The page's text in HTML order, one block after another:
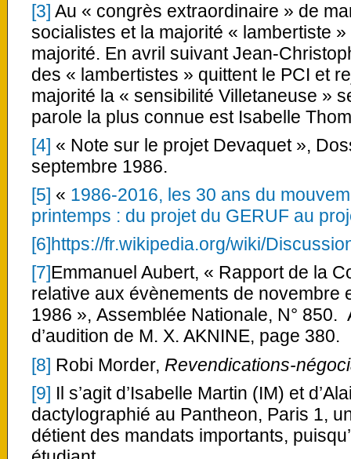
[3] Au « congrès extraordinaire » de
socialistes et la majorité « lambertiste
majorité. En avril suivant Jean-
des « lambertistes » quittent le PCI et
majorité la « sensibilité Villetaneuse »
parole la plus connue est Isabelle
[4] « Note sur le projet Devaquet »,
septembre 1986.
[5] « 1986-2016, les 30 ans du
printemps : du projet du GERUF au
[6] https://fr.wikipedia.org/wiki/
[7]Emmanuel Aubert, « Rapport de la
relative aux évènements de novembre
1986 », Assemblée Nationale, N°
d’audition de M. X. AKNINE, page 380.
[8] Robi Morder, Revendications-
[9] Il s’agit d’Isabelle Martin (IM) et
dactylographié au Pantheon, Paris 1,
détient des mandats importants,